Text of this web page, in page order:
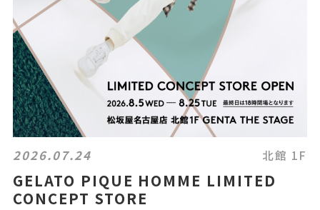
2026.07.24 北館 1F
GELATO PIQUE HOMME LIMITED
CONCEPT STORE